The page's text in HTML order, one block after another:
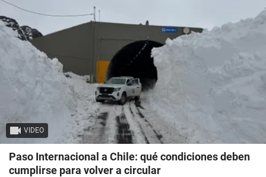
VIDEO
Paso Internacional a Chile: qué condiciones deben
cumplirse para volver a circular